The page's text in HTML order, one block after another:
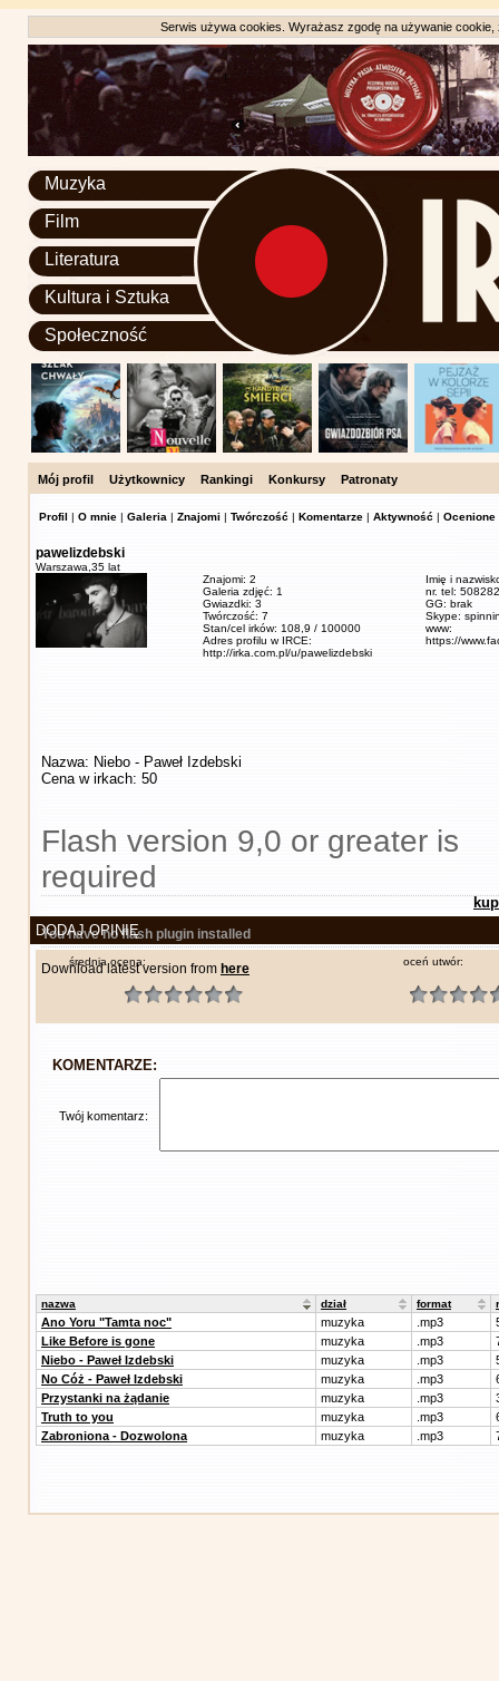
Serwis używa cookies. Wyrażasz zgodę na używanie
Muzyka
Film
Literatura
Kultura i Sztuka
Społeczność
Mój profil Użytkownicy Rankingi Konkursy Patronaty
Profil | O mnie | Galeria | Znajomi | Twórczość | Komentarze | Aktywność | Ocenione
pawelizdebski
Warszawa, 35 lat
Znajomi: 2
Galeria zdjęć: 1
Gwiazdki: 3
Twórczość: 7
Stan/cel irków: 108,9 / 100000
Adres profilu w IRCE:
http://irka.com.pl/u/pawelizdebski
Imię i
nr. tel:
GG: brak
Skype:
www:
https://
Nazwa: Niebo - Paweł Izdebski
Cena w irkach: 50
Flash version 9,0 or greater is
required
You have no flash plugin installed
Download latest version from here
DODAJ OPINIĘ
średnia ocena: oceń utwór:
KOMENTARZE:
Twój komentarz:
nazwa dział format
Ano Yoru "Tamta noc" muzyka .mp3
Like Before is gone
muzyka .mp3
Niebo - Paweł Izdebski
muzyka .mp3
No Cóż - Paweł Izdebski
muzyka .mp3
Przystanki na żądanie
muzyka .mp3
Truth to you
muzyka .mp3
Zabroniona - Dozwolona
muzyka .mp3